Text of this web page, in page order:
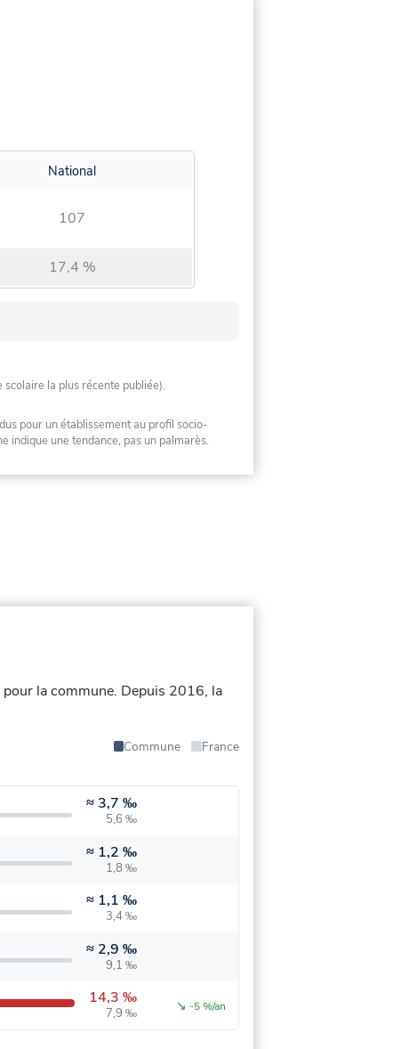
National
107
17,4 %
la plus récente publiée).
pour un établissement au profil socio-
indique une tendance, pas un palmarès.
la commune. Depuis 2016, la
Commune
France
≈ 3,7 ‰
5,6 ‰
≈ 1,2 ‰
1,8 ‰
≈ 1,1 ‰
3,4 ‰
≈ 2,9 ‰
9,1 ‰
14,3 ‰
7,9 ‰ ↘ -5 %/an